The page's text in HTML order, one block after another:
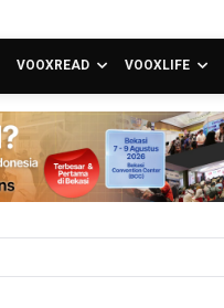
VOOXREAD VOOXLIFE